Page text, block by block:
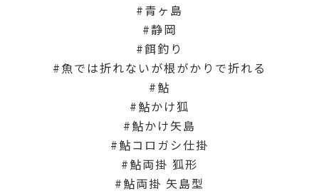
青ヶ島
静岡
餌釣り
魚では折れないが根がかりで折れる
鮎
鮎かけ狐
鮎かけ矢島
鮎コロガシ仕掛
鮎両掛 狐形
鮎両掛 矢島型